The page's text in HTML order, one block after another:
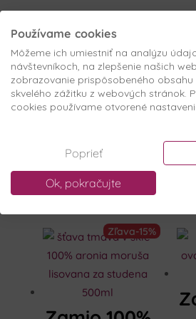
MOY Shot
Arónia
60ml
1,49€s DPH
Do košíka
Zľava-15%
Používame cookies
Môžeme ich umiestniť na analýzu
návštevníkoch, na zlepšenie našich
zobrazovanie prispôsobeného
skvelého zážitku z webových stránok.
cookies používame otvorené
Poprieť
Ok, pokračujte